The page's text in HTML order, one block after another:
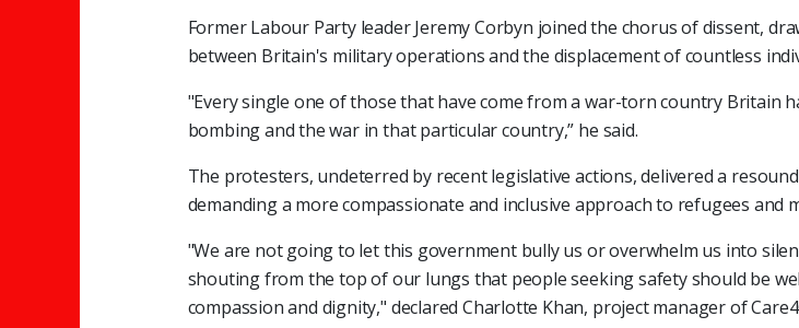
Former Labour Party leader Jeremy Corbyn joined the chorus of dissent,
between Britain's military operations and the displacement of countless
"Every single one of those that have come from a war-torn country Britain
bombing and the war in that particular country,” he said.
The protesters, undeterred by recent legislative actions, delivered a
demanding a more compassionate and inclusive approach to refugees and
"We are not going to let this government bully us or overwhelm us into
shouting from the top of our lungs that people seeking safety should be
compassion and dignity," declared Charlotte Khan, project manager of